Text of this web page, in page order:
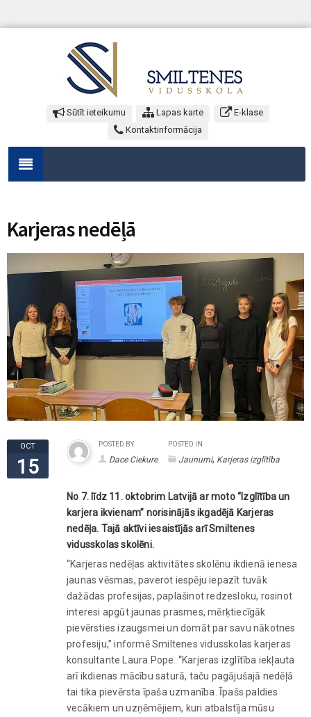
Sūtīt ieteikumu Lapas karte
E-klase
Kontaktinformācija
Karjeras nedēļā
OCT
15
POSTED BY
Dace Ciekure
POSTED IN
Jaunumi, Karjeras izglītība
No 7. līdz 11. oktobrim Latvijā ar moto “Izglītība un
karjera ikvienam” norisinājās ikgadējā Karjeras
nedēļa. Tajā aktīvi iesaistījās arī Smiltenes
vidusskolas skolēni.
“Karjeras nedēļas aktivitātes skolēnu ikdienā ienesa
jaunas vēsmas, paverot iespēju iepazīt tuvāk
dažādas profesijas, paplašinot redzesloku, rosinot
interesi apgūt jaunas prasmes, mērķtiecīgāk
pievērsties izaugsmei un domāt par savu nākotnes
profesiju,” informē Smiltenes vidusskolas karjeras
konsultante Laura Pope. “Karjeras izglītība iekļauta
arī ikdienas mācību saturā, taču pagājušajā nedēļā
tai tika pievērsta īpaša uzmanība. Īpašs paldies
vecākiem un uzņēmējiem, kuri atbalstīja mūsu